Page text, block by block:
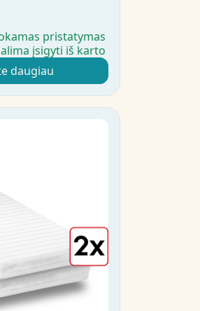
pristatymas
įsigyti iš karto
daugiau